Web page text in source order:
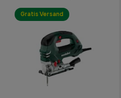
Gratis Versand